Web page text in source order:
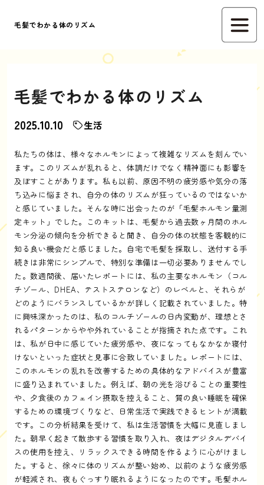
毛髪でわかる体のリズム
毛髪でわかる体のリズム
2025.10.10 生活
私たちの体は、様々なホルモンによって複雑なリズムを刻んでい
ます。このリズムが乱れると、体調だけでなく精神面にも影響を
及ぼすことがあります。私も以前、原因不明の疲労感や気分の落
ち込みに悩まされ、自分の体のリズムが狂っているのではないか
と感じていました。そんな時に出会ったのが「毛髪ホルモン量測
定キット」でした。このキットは、毛髪から過去数ヶ月間のホル
モン分泌の傾向を分析できると聞き、自分の体の状態を客観的に
知る良い機会だと感じました。自宅で毛髪を採取し、送付する手
続きは非常にシンプルで、特別な準備は一切必要ありませんでし
た。数週間後、届いたレポートには、私の主要なホルモン（コル
チゾール、DHEA、テストステロンなど）のレベルと、それらが
どのようにバランスしているかが詳しく記載されていました。特
に興味深かったのは、私のコルチゾールの日内変動が、理想とさ
れるパターンからやや外れていることが指摘された点です。これ
は、私が日中に感じていた疲労感や、夜になってもなかなか寝付
けないといった症状と見事に合致していました。レポートには、
このホルモンの乱れを改善するための具体的なアドバイスが豊富
に盛り込まれていました。例えば、朝の光を浴びることの重要性
や、夕食後のカフェイン摂取を控えること、質の良い睡眠を確保
するための環境づくりなど、日常生活で実践できるヒントが満載
です。この分析結果を受けて、私は生活習慣を大幅に見直しまし
た。朝早く起きて散歩する習慣を取り入れ、夜はデジタルデバイ
スの使用を控え、リラックスできる時間を作るように心がけまし
た。すると、徐々に体のリズムが整い始め、以前のような疲労感
が軽減され、夜もぐっすり眠れるようになったのです。毛髪ホル